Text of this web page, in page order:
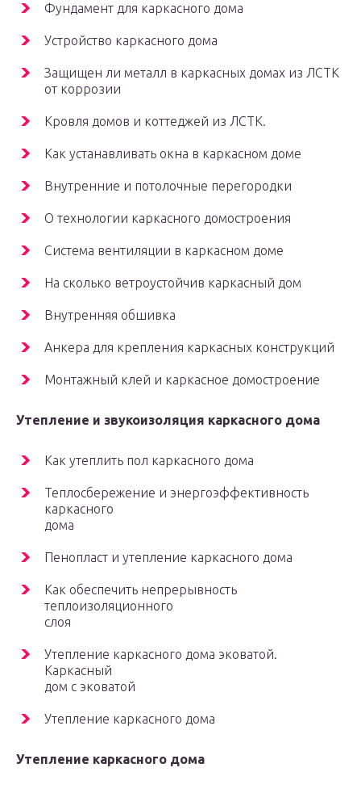
Фундамент для каркасного дома
Устройство каркасного дома
Защищен ли металл в каркасных домах из ЛСТК
от коррозии
Кровля домов и коттеджей из ЛСТК.
Как устанавливать окна в каркасном доме
Внутренние и потолочные перегородки
О технологии каркасного домостроения
Система вентиляции в каркасном доме
На сколько ветроустойчив каркасный дом
Внутренняя обшивка
Анкера для крепления каркасных конструкций
Монтажный клей и каркасное домостроение
Утепление и звукоизоляция каркасного дома
Как утеплить пол каркасного дома
Теплосбережение и энергоэффективность
каркасного
дома
Пенопласт и утепление каркасного дома
Как обеспечить непрерывность
теплоизоляционного
слоя
Утепление каркасного дома эковатой.
Каркасный
дом с эковатой
Утепление каркасного дома
Утепление каркасного дома